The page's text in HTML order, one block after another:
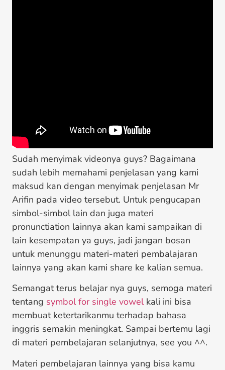
Sudah menyimak videonya guys? Bagaimana
sudah lebih memahami penjelasan yang kami
maksud kan dengan menyimak penjelasan Mr
Arifin pada video tersebut. Untuk pengucapan
simbol-simbol lain dan juga materi
pronunctiation lainnya akan kami sampaikan di
lain kesempatan ya guys, jadi jangan bosan
untuk menunggu materi-materi pembalajaran
lainnya yang akan kami share ke kalian semua.
Semangat terus belajar nya guys, semoga materi
tentang symbol for single vowelkali ini bisa
membuat ketertarikanmu terhadap bahasa
inggris semakin meningkat. Sampai bertemu lagi
di materi pembelajaran selanjutnya, see you ^^.
Materi pembelajaran lainnya yang bisa kamu